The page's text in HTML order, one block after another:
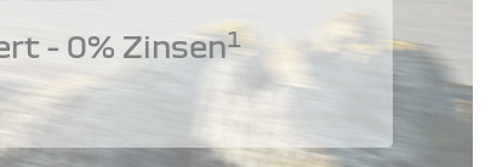
- 0% Zinsen1